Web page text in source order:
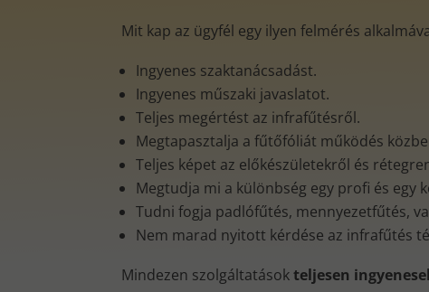
Mit kap az ügyfél egy ilyen felmérés
Ingyenes szaktanácsadást.
Ingyenes műszaki javaslatot.
Teljes megértést az infrafűtésről.
Megtapasztalja a fűtőfóliát működés
Teljes képet az előkészületekről és
Megtudja mi a különbség egy profi és egy
Tudni fogja padlófűtés, mennyezetfűtés,
Nem marad nyitott kérdése az infrafűtés
Mindezen szolgáltatásokteljesen